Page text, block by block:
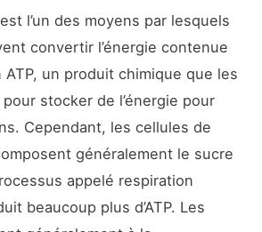
l’un des moyens par lesquels
convertir l’énergie contenue
un produit chimique que les
stocker de l’énergie pour
Cependant, les cellules de
généralement le sucre
appelé respiration
beaucoup plus d’ATP. Les